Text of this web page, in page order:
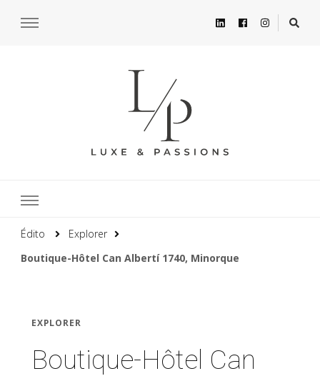
Édito
Explorer
Boutique-Hôtel Can Albertí 1740, Minorque
EXPLORER
Boutique-Hôtel Can